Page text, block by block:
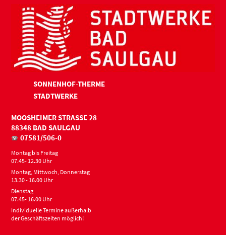
SONNENHOF-THERME
STADTWERKE
MOOSHEIMER STRASSE 28
88348 BAD SAULGAU
07581/506-0
Montag bis Freitag
07.45- 12.30 Uhr
Montag, Mittwoch, Donnerstag
13.30 - 16.00 Uhr
Dienstag
07.45- 16.00 Uhr
Individuelle Termine außerhalb
der Geschäftszeiten möglich!